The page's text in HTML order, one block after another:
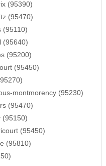
(95390)
(95470)
(95110)
(95640)
(95200)
(95450)
montmorency (95230)
(95470)
(95150)
(95450)
(95810)